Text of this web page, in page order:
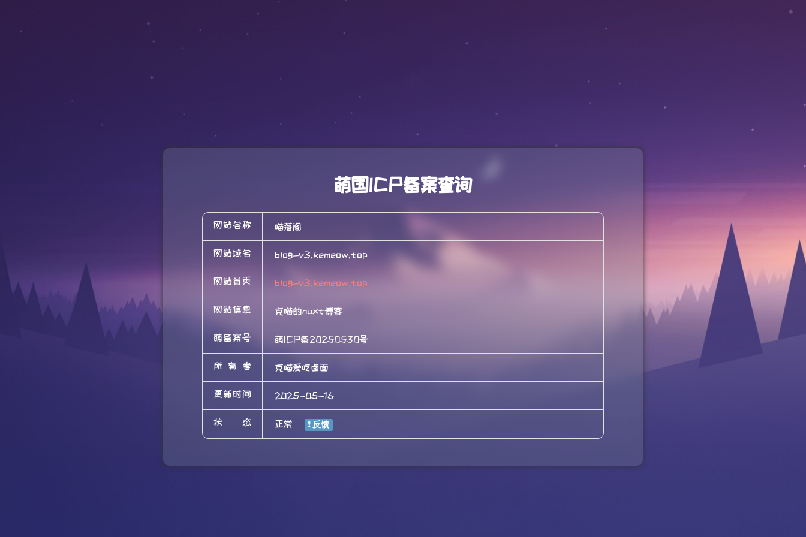
萌国ICP备案查询
网站名称 喵落阁
网站域名 blog-v3.kemeow.top
网站首页 blog-v3.kemeow.top
网站信息 克喵的nuxt博客
萌备案号 萌ICP备20250530号
所有者 克喵爱吃卤面
更新时间 2025-05-16
状态 正常